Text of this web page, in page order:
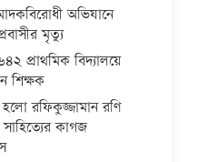
অভিযানে
মৃত্যু
প্রাথমিক বিদ্যালয়ে
শিক্ষক
হলো রফিকুজ্জামান রণি
কাগজ